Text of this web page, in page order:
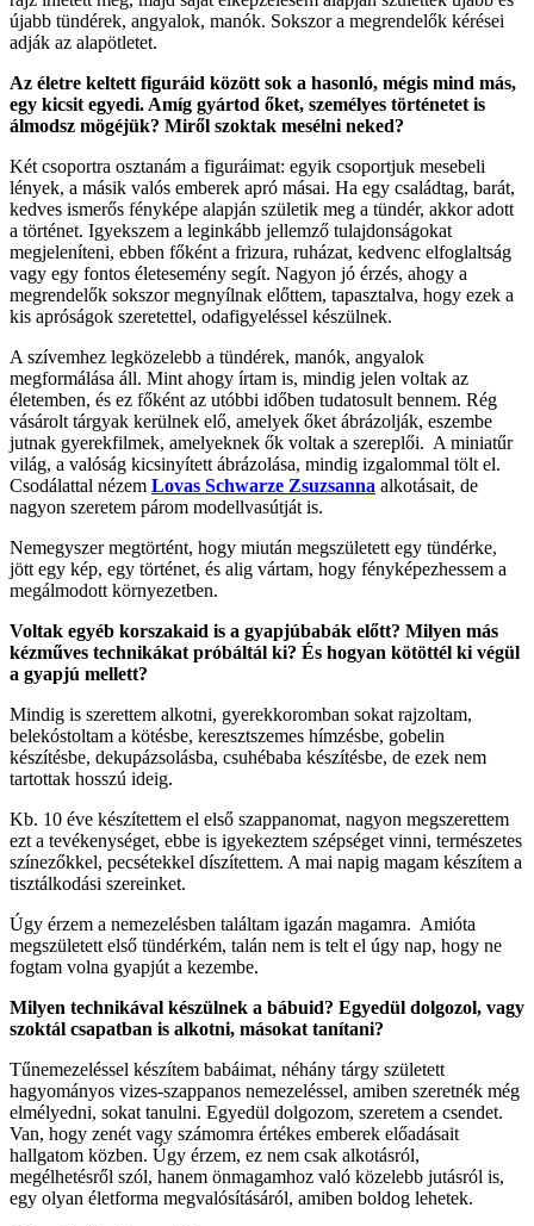
újabb tündérek, angyalok, manók. Sokszor a megrendelők kérései
adják az alapötletet.
Az életre keltett figuráid között sok a hasonló, mégis mind más,
egy kicsit egyedi. Amíg gyártod őket, személyes történetet is
álmodsz mögéjük? Miről szoktak mesélni neked?
Két csoportra osztanám a figuráimat: egyik csoportjuk mesebeli
lények, a másik valós emberek apró másai. Ha egy családtag, barát,
kedves ismerős fényképe alapján születik meg a tündér, akkor adott
a történet. Igyekszem a leginkább jellemző tulajdonságokat
megjeleníteni, ebben főként a frizura, ruházat, kedvenc elfoglaltság
vagy egy fontos életesemény segít. Nagyon jó érzés, ahogy a
megrendelők sokszor megnyílnak előttem, tapasztalva, hogy ezek a
kis apróságok szeretettel, odafigyeléssel készülnek.
A szívemhez legközelebb a tündérek, manók, angyalok
megformálása áll. Mint ahogy írtam is, mindig jelen voltak az
életemben, és ez főként az utóbbi időben tudatosult bennem. Rég
vásárolt tárgyak kerülnek elő, amelyek őket ábrázolják, eszembe
jutnak gyerekfilmek, amelyeknek ők voltak a szereplői. A miniatűr
világ, a valóság kicsinyített ábrázolása, mindig izgalommal tölt el.
Csodálattal nézem Lovas Schwarze Zsuzsanna alkotásait, de
nagyon szeretem párom modellvasútját is.
Nemegyszer megtörtént, hogy miután megszületett egy tündérke,
jött egy kép, egy történet, és alig vártam, hogy fényképezhessem a
megálmodott környezetben.
Voltak egyéb korszakaid is a gyapjúbabák előtt? Milyen más
kézműves technikákat próbáltál ki? És hogyan kötöttél ki végül
a gyapjú mellett?
Mindig is szerettem alkotni, gyerekkoromban sokat rajzoltam,
belekóstoltam a kötésbe, keresztszemes hímzésbe, gobelin
készítésbe, dekupázsolásba, csuhébaba készítésbe, de ezek nem
tartottak hosszú ideig.
Kb. 10 éve készítettem el első szappanomat, nagyon megszerettem
ezt a tevékenységet, ebbe is igyekeztem szépséget vinni, természetes
színezőkkel, pecsétekkel díszítettem. A mai napig magam készítem a
tisztálkodási szereinket.
Úgy érzem a nemezelésben találtam igazán magamra. Amióta
megszületett első tündérkém, talán nem is telt el úgy nap, hogy ne
fogtam volna gyapjút a kezembe.
Milyen technikával készülnek a bábuid? Egyedül dolgozol, vagy
szoktál csapatban is alkotni, másokat tanítani?
Tűnemezeléssel készítem babáimat, néhány tárgy született
hagyományos vizes-szappanos nemezeléssel, amiben szeretnék még
elmélyedni, sokat tanulni. Egyedül dolgozom, szeretem a csendet.
Van, hogy zenét vagy számomra értékes emberek előadásait
hallgatom közben. Úgy érzem, ez nem csak alkotásról,
megélhetésről szól, hanem önmagamhoz való közelebb jutásról is,
egy olyan életforma megvalósításáról, amiben boldog lehetek.